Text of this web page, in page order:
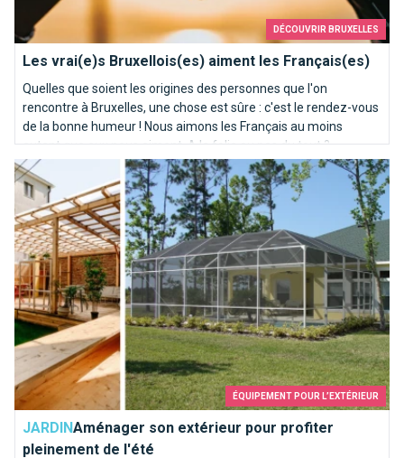
DÉCOUVRIR BRUXELLES
Les vrai(e)s Bruxellois(es) aiment les Français(es)
Quelles que soient les origines des personnes que l'on
rencontre à Bruxelles, une chose est sûre : c'est le rendez-vous
de la bonne humeur ! Nous aimons les Français au moins
autant que eux nous aiment. A la folie ou pas du tout ?
ÉQUIPEMENT POUR L’EXTÉRIEUR
JARDINAménager son extérieur pour profiter
pleinement de l'été
Aménager son extérieur pour profiter pleinement de l'été